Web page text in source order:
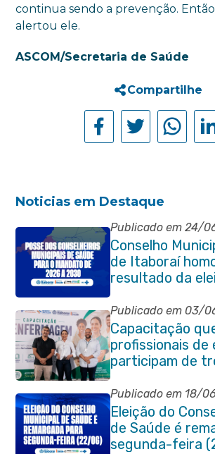
continua sendo a prevenção.
alertou ele.
ASCOM/Secretaria de Saúde
Compartilhe
Noticias em Destaque
Publicado em 24/
Conselho
de Itaboraí
resultado da
quadriênio
Publicado em 03/
Capacitação
profissionais de
participam de
em primeiros
Itaboraí
Publicado em 18/
Eleição do
de Saúde é
segunda-feira